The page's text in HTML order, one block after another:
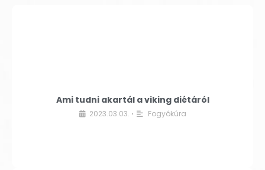
Ami tudni akartál a viking diétáról
2023.03.03. • Fogyókúra